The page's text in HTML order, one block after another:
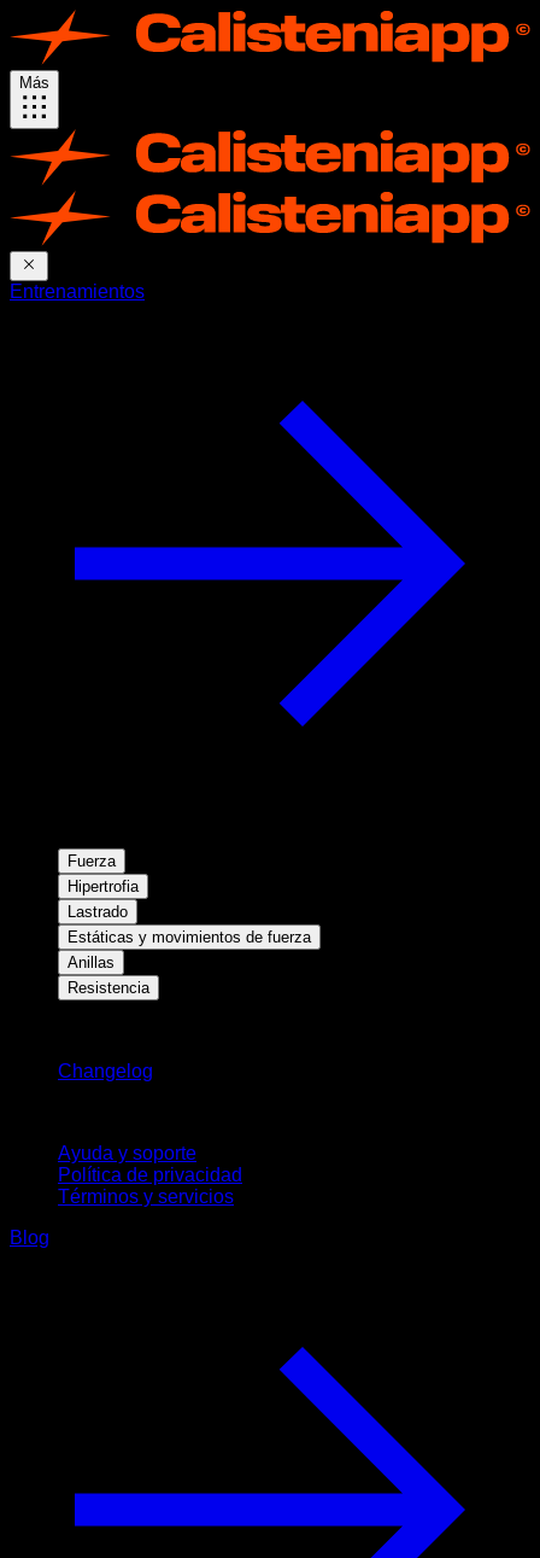
Más
Entrenamientos
Fuerza
Hipertrofia
Lastrado
Estáticas y movimientos de fuerza
Anillas
Resistencia
Changelog
Ayuda y soporte
Política de privacidad
Términos y servicios
Blog